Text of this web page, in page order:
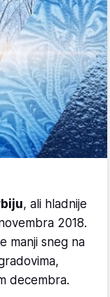
, ali hladnije
2018.
manji sneg na
decembra.